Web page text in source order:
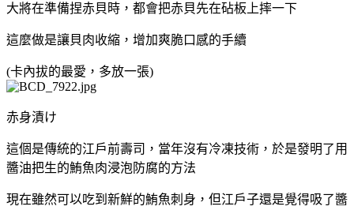
大將在準備捏赤貝時，都會把赤貝先在砧板上摔一下
這麼做是讓貝肉收縮，增加爽脆口感的手續
(卡內拔的最愛，多放一張)
赤身漬け
這個是傳統的江戶前壽司，當年沒有冷凍技術，於是發明了用
醬油把生的鮪魚肉浸泡防腐的方法
現在雖然可以吃到新鮮的鮪魚刺身，但江戶子還是覺得吸了醬